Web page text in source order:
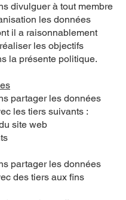
divulguer à tout membre
les données
il a raisonnablement
les objectifs
la présente politique.
partager les données
les tiers suivants :
site web
partager les données
des tiers aux fins